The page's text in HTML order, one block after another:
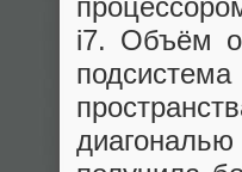
i7. Объём